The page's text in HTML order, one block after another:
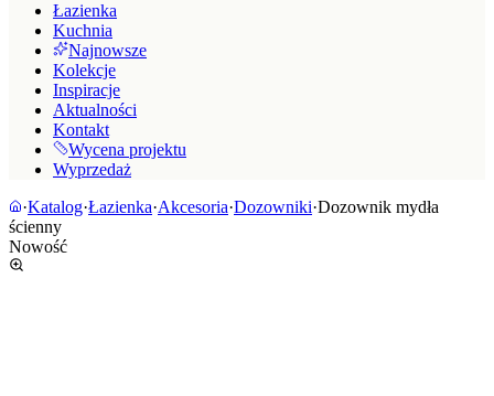
Łazienka
Kuchnia
Najnowsze
Kolekcje
Inspiracje
Aktualności
Kontakt
Wycena projektu
Wyprzedaż
·Katalog·Łazienka·Akcesoria·Dozowniki·Dozownik mydła
ścienny
Nowość